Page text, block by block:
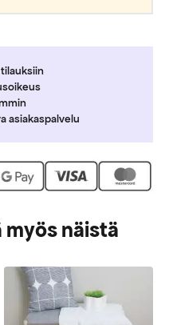
asiakaspalvelu
näistä